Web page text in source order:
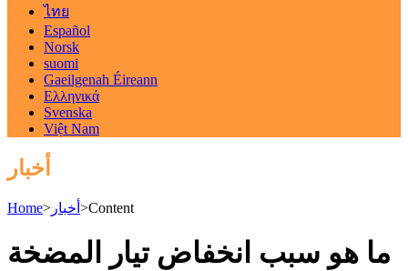
ไทย
Español
Norsk
suomi
Gaeilgenah Éireann
Ελληνικά
Svenska
Việt Nam
أخبار
Home> أخبار >Content
ما هو سبب انخفاض تيار المضخة